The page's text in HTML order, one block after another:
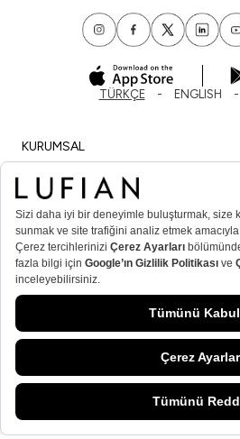
TÜRKÇE ENGLISH
KURUMSAL
ÖNEMLİ BİLGİLER
ÜYE
ERKEK POPÜLER KATEGORİLER
KADIN POPÜLER KATEGORİLER
© Lufian.com 2026 Tüm Hakları
T-SoftE-TicaretSistemleriyle